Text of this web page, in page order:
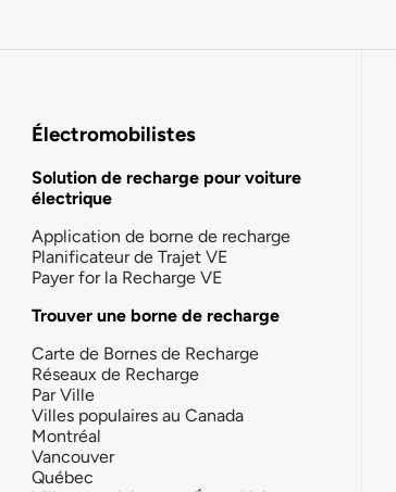
Électromobilistes
Solution de recharge pour voiture
électrique
Application de borne de recharge
Planificateur de Trajet VE
Payer for la Recharge VE
Trouver une borne de recharge
Carte de Bornes de Recharge
Réseaux de Recharge
Par Ville
Villes populaires au Canada
Montréal
Vancouver
Québec